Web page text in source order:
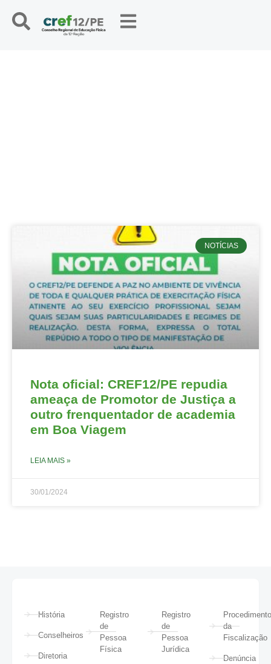
NOTÍCIAS
Nota oficial: CREF12/PE repudia
ameaça de Promotor de Justiça a
outro frenquentador de academia
em Boa Viagem
LEIA MAIS »
30/01/2024
História
Conselheiros
Diretoria
Registro
de
Pessoa
Física
Registro
de
Pessoa
Jurídica
da
Fiscalização
Denúncia